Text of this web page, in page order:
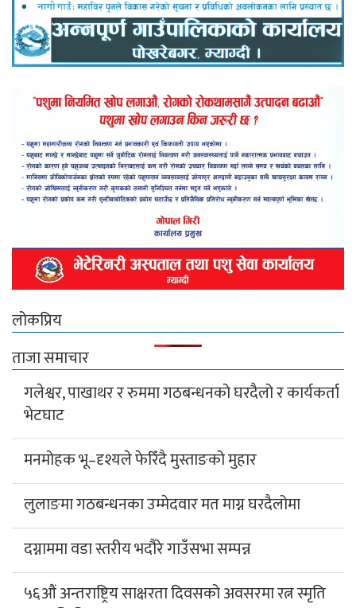
भुरुङ तातोपानीमा सडक बत्ती र सिसि क्यामेरा जडान
उम्मेदवारको नाम सिफारिस
काठमाडौंमा कोरोना संक्रमितको संख्या झन्डै चार हजार
निर्वाचनका लागि १ लाख ३० हजार म्यादी प्रहरी भर्ना गर्ने
आईतबारदेखि सार्वजनिक सवारी साधन बन्द
एसईई पुरक परीक्षा भदौ ११ र १२ गते, आवेदन ५ गतेसम्म
एसईई परिक्षामा सामुदायिकतर्फ प्रकाश मावि प्रथम
प्रेस यूनियन म्याग्दीलाई १ लाख रुपैया सहयोग
रघुगंगामा ७८ प्रतिशत बजेट खर्च
कञ्चन पत्रकारिता पुरस्कारबाट खेम सारुमगर र
गोपाल जिटी सम्मानित
साउनको तेस्रो सोमबार गलेश्वरधाममा ३ लाख
३३ हजारभन्दा बढी भेटी संकलन